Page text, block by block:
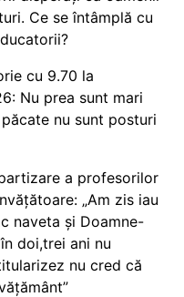
Ce se întâmplă cu
cu 9.70 la
Nu prea sunt mari
nu sunt posturi
a profesorilor
„Am zis iau
naveta și Doamne-
doi,trei ani nu
nu cred că